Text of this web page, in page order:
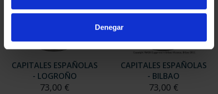
Denegar
CAPITALES ESPAÑOLAS
- LOGROÑO
73,00 €
CAPITALES ESPAÑOLAS
- BILBAO
73,00 €